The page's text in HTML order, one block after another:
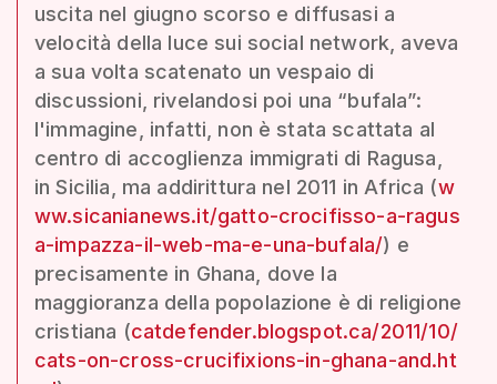
uscita nel giugno scorso e diffusasi a
velocità della luce sui social network, aveva
a sua volta scatenato un vespaio di
discussioni, rivelandosi poi una “bufala”:
l'immagine, infatti, non è stata scattata al
centro di accoglienza immigrati di Ragusa,
in Sicilia, ma addirittura nel 2011 in Africa (w
ww.sicanianews.it/gatto-crocifisso-a-ragus
a-impazza-il-web-ma-e-una-bufala/) e
precisamente in Ghana, dove la
maggioranza della popolazione è di religione
cristiana (catdefender.blogspot.ca/2011/10/
cats-on-cross-crucifixions-in-ghana-and.ht